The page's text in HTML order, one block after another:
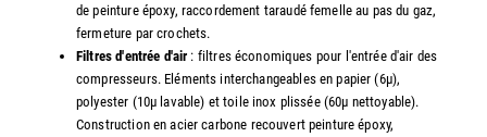
de peinture époxy, raccordement taraudé femelle au pas du gaz,
fermeture par crochets.
Filtres d'entrée d'air : filtres économiques pour l'entrée d'air des
compresseurs. Eléments interchangeables en papier (6µ),
polyester (10µ lavable) et toile inox plissée (60µ nettoyable).
Construction en acier carbone recouvert peinture époxy,